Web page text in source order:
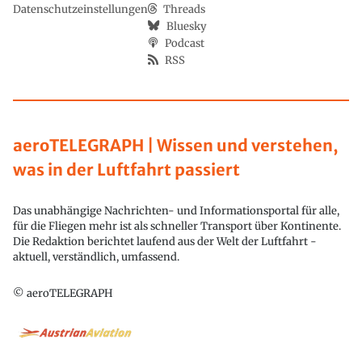
aeroTELEGRAPH | Wissen und verstehen,
was in der Luftfahrt passiert
Das unabhängige Nachrichten- und Informationsportal für alle,
für die Fliegen mehr ist als schneller Transport über Kontinente.
Die Redaktion berichtet laufend aus der Welt der Luftfahrt -
aktuell, verständlich, umfassend.
© aeroTELEGRAPH
Datenschutzeinstellungen
Threads
Bluesky
Podcast
RSS